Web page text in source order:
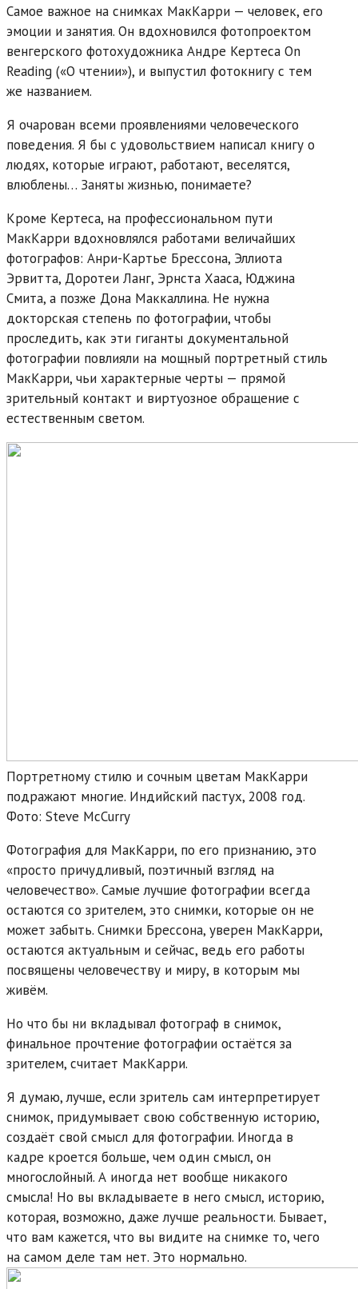
Самое важное на снимках МакКарри — человек, его
эмоции и занятия. Он вдохновился фотопроектом
венгерского фотохудожника Андре Кертеса On
Reading («О чтении»), и выпустил фотокнигу с тем
же названием.
Я очарован всеми проявлениями человеческого
поведения. Я бы с удовольствием написал книгу о
людях, которые играют, работают, веселятся,
влюблены… Заняты жизнью, понимаете?
Кроме Кертеса, на профессиональном пути
МакКарри вдохновлялся работами величайших
фотографов: Анри-Картье Брессона, Эллиота
Эрвитта, Доротеи Ланг, Эрнста Хааса, Юджина
Смита, а позже Дона Маккаллина. Не нужна
докторская степень по фотографии, чтобы
проследить, как эти гиганты документальной
фотографии повлияли на мощный портретный стиль
МакКарри, чьи характерные черты — прямой
зрительный контакт и виртуозное обращение с
естественным светом.
Портретному стилю и сочным цветам МакКарри
подражают многие. Индийский пастух, 2008 год.
Фото: Steve McCurry
Фотография для МакКарри, по его признанию, это
«просто причудливый, поэтичный взгляд на
человечество». Самые лучшие фотографии всегда
остаются со зрителем, это снимки, которые он не
может забыть. Снимки Брессона, уверен МакКарри,
остаются актуальным и сейчас, ведь его работы
посвящены человечеству и миру, в которым мы
живём.
Но что бы ни вкладывал фотограф в снимок,
финальное прочтение фотографии остаётся за
зрителем, считает МакКарри.
Я думаю, лучше, если зритель сам интерпретирует
снимок, придумывает свою собственную историю,
создаёт свой смысл для фотографии. Иногда в
кадре кроется больше, чем один смысл, он
многослойный. А иногда нет вообще никакого
смысла! Но вы вкладываете в него смысл, историю,
которая, возможно, даже лучше реальности. Бывает,
что вам кажется, что вы видите на снимке то, чего
на самом деле там нет. Это нормально.